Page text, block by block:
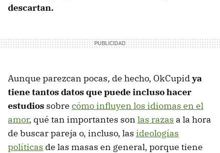
descartan.
Aunque parezcan pocas, de hecho, OkCupidya
tiene tantos datos que puede incluso hacer
estudios sobre cómo influyen los idiomas en el
amor, qué tan importantes son las razas a la hora
de buscar pareja o, incluso, las ideologías
políticas de las masas en general, porque tiene